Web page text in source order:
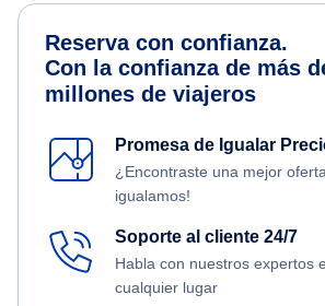
Reserva con confianza.
Con la confianza de más
millones de viajeros
Promesa de Igualar
¿Encontraste una mejor
igualamos!
Soporte al cliente 24/7
Habla con nuestros expertos
cualquier lugar